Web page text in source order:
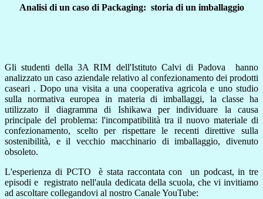
Analisi di un caso di Packaging: storia di un imballaggio
Gli studenti della 3A RIM dell'Istituto Calvi di Padova
hanno
analizzato un caso aziendale relativo al confezionamento dei prodotti
caseari . Dopo una visita a una cooperativa agricola e uno studio
sulla normativa europea in materia di imballaggi, la classe ha
utilizzato il diagramma di Ishikawa per individuare la causa
principale del problema: l'incompatibilità tra il nuovo materiale di
confezionamento, scelto per rispettare le recenti direttive sulla
sostenibilità, e il vecchio macchinario di imballaggio, divenuto
obsoleto.
L'esperienza di PCTO
è stata raccontata con
un podcast, in tre
episodi e
registrato nell'aula dedicata della scuola, che vi invitiamo
ad ascoltare collegandovi al nostro Canale YouTube: